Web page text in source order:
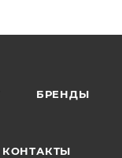
БРЕНДЫ
КОНТАКТЫ